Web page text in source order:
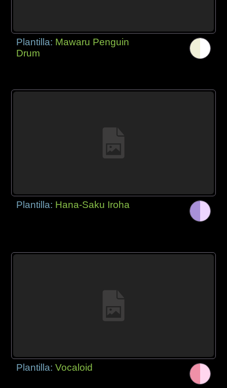
Plantilla: Mawaru Penguin
Drum
Plantilla: Hana-Saku Iroha
Plantilla:Vocaloid